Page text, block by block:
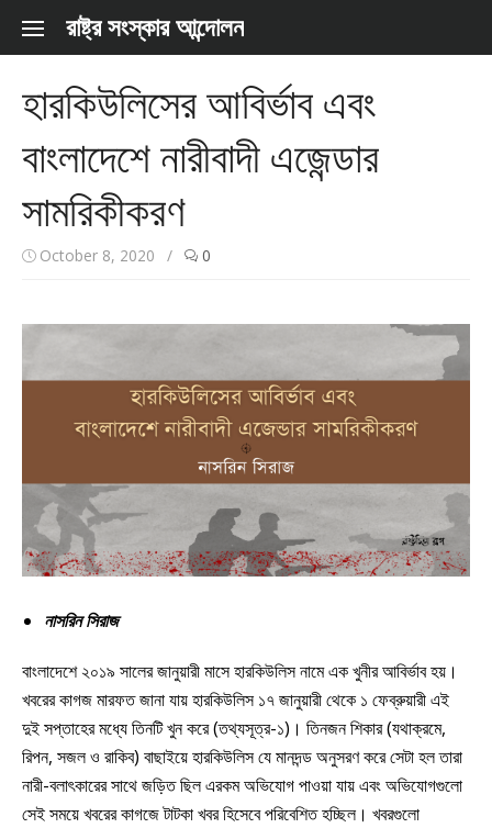
Skip to content
রাষ্ট্র সংস্কার আন্দোলন
হারকিউলিসের আবির্ভাব এবং
বাংলাদেশে নারীবাদী এজেন্ডার
সামরিকীকরণ
October 8, 2020 / 0
নাসরিন সিরাজ
বাংলাদেশে ২০১৯ সালের জানুয়ারী মাসে হারকিউলিস নামে এক খুনীর আবির্ভাব হয়।
খবরের কাগজ মারফত জানা যায় হারকিউলিস ১৭ জানুয়ারী থেকে ১ ফেব্রুয়ারী এই
দুই সপ্তাহের মধ্যে তিনটি খুন করে (তথ্যসূত্র-১)। তিনজন শিকার (যথাক্রমে,
রিপন, সজল ও রাকিব) বাছাইয়ে হারকিউলিস যে মানদন্ড অনুসরণ করে সেটা হল তারা
নারী-বলাৎকারের সাথে জড়িত ছিল এরকম অভিযোগ পাওয়া যায় এবং অভিযোগগুলো
সেই সময়ে খবরের কাগজে টাটকা খবর হিসেবে পরিবেশিত হচ্ছিল। খবরগুলো